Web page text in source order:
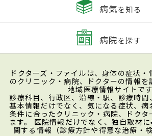
病気を知る
病院を探す
ドクターズ・ファイルは、身体の症状
のクリニック・病院、ドクターの情報を
地域医療情報サイトです
診療科目、行政区、沿線・駅、診療時間
基本情報だけでなく、気になる症状、病
条件に合ったクリニック・病院、ドクタ
ます。 医院情報だけでなく、独自取材
関する情報（診療方針や得意な治療・